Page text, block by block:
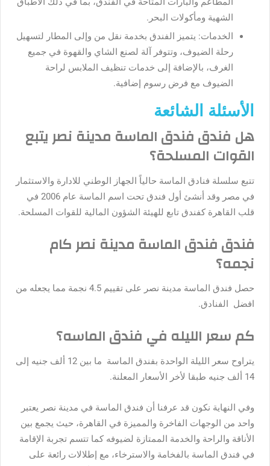
الشهية ومأكولات البحر.
الخدمات: يتميز الفندق بخدمة نقل من وإلى المطار لتسهيل
رحلة الضيوف، وتتوفر آلة لصنع الشاي والقهوة في جميع
الغرف، بالإضافة إلى خدمات تنظيف الملابس لراحة
الضيوف مع فرض رسوم إضافية.
الأسئلة الشائعة
هل فندق فندق الماسة مدينة نصر يتبع
القوات المسلحة؟
تتبع سلسلة فنادق الماسة حالياً الجهاز الوطني للادارة والاستثمار
في مصر وقد أنشئ أول فندق تحت اسم الماسة عام 2006 في
قلب القاهرة كفندق تابع للهيئة الشؤون المالية للقوات المسلحة.
فندق فندق الماسة مدينة نصر كام
نجمه؟
حصل فندق الماسة مدينة نصر على تقييم 4.5 نجمة مما يجعله من
افضل الفنادق.
كم سعر الليله في فندق الماسه؟
يتراوح سعر الليلة الواحدة بفندق الماسة ما بين 12 ألف جنيه إلى
14 ألف جنيه طبقا لأخر الأسعار المعلنة.
وفي النهاية نكون قد عرفنا أن فندق الماسة في مدينة نصر يعتبر
واحد من الوجهات الفاخرة والمميزة في القاهرة، حيث يجمع بين
الأناقة والراحة والخدمة الممتازة لضيوفه كما تتسم تجربة الإقامة
في فندق الماسة بالفخامة والاسترخاء، مع إطلالات رائعة على